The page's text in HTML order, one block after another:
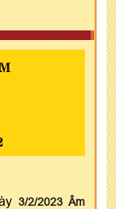
3/2/2023 Âm